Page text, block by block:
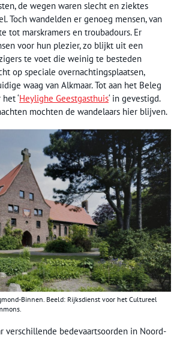
de wegen waren slecht en ziektes
Toch wandelden er genoeg mensen, van
tot marskramers en troubadours. Er
voor hun plezier, zo blijkt uit een
te voet die weinig te besteden
op speciale overnachtingsplaatsen,
waag van Alkmaar. Tot aan het Beleg
‘Heylighe Geestgasthuis‘ in gevestigd.
mochten de wandelaars hier blijven.
Binnen. Beeld: Rijksdienst voor het Cultureel
verschillende bedevaartsoorden in Noord-